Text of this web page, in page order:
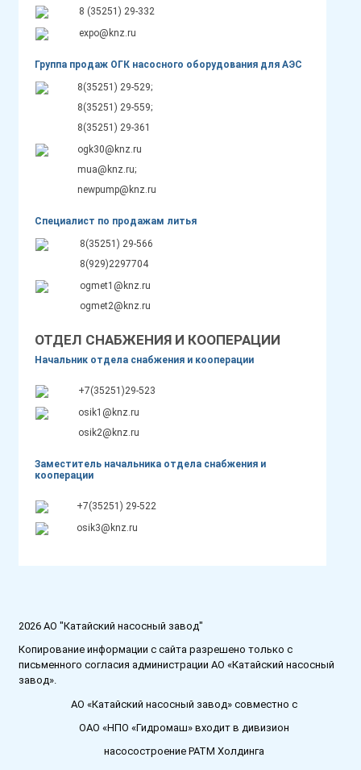
8 (35251) 29-332
expo@knz.ru
Группа продаж ОГК насосного оборудования для АЭС
8(35251) 29-529;
8(35251) 29-559;
8(35251) 29-361
ogk30@knz.ru
mua@knz.ru;
newpump@knz.ru
Специалист по продажам литья
8(35251) 29-566
8(929)2297704
ogmet1@knz.ru
ogmet2@knz.ru
ОТДЕЛ СНАБЖЕНИЯ И КООПЕРАЦИИ
Начальник отдела снабжения и кооперации
+7(35251)29-523
osik1@knz.ru
osik2@knz.ru
Заместитель начальника отдела снабжения и
кооперации
+7(35251) 29-522
osik3@knz.ru
2026 АО "Катайский насосный завод"
Копирование информации с сайта разрешено только с
письменного согласия администрации АО «Катайский насосный
завод».
АО «Катайский насосный завод» совместно с
ОАО «НПО «Гидромаш» входит в дивизион
насосостроение РАТМ Холдинга